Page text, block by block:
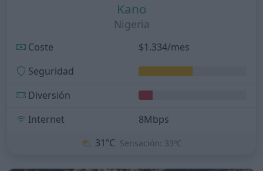
Kano
Nigeria
Coste
$1.334/mes
Seguridad
Diversión
Internet
8Mbps
⛅ 31ºC Sensación: 33ºC